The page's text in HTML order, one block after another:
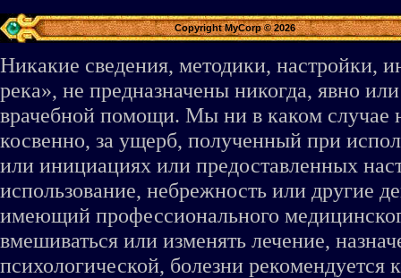
Copyright MyCorp © 2026
Никакие сведения, методики, настройки,
река», не предназначены никогда, явно
врачебной помощи. Мы ни в каком случае
косвенно, за ущерб, полученный при
или инициациях или предоставленных
использование, небрежность или другие
имеющий профессионального
вмешиваться или изменять лечение,
психологической, болезни рекомендуется